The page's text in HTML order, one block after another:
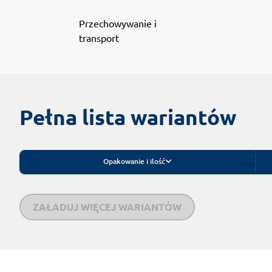
Przechowywanie i
transport
Pełna lista wariantów
Opakowanie i ilość
ZAŁADUJ WIĘCEJ WARIANTÓW